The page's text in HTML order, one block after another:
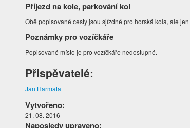
Příjezd na kole, parkování kol
Obě popisované cesty jsou sjízdné pro horská kola, ale
Poznámky pro vozíčkáře
Popisované místo je pro vozíčkáře nedostupné.
Přispěvatelé:
Jan Harmata
Vytvořeno:
21. 08. 2016
Naposledy upraveno: